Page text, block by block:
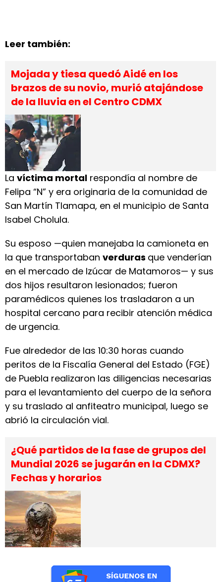
Leer también:
Mojada y tiesa quedó Aidé en los
brazos de su novio, murió atajándose
de la lluvia en el Centro CDMX
La víctima mortal respondía al nombre de
Felipa “N” y era originaria de la comunidad de
San Martín Tlamapa, en el municipio de Santa
Isabel Cholula.
Su esposo —quien manejaba la camioneta en
la que transportaban verduras que venderían
en el mercado de Izúcar de Matamoros— y sus
dos hijos resultaron lesionados; fueron
paramédicos quienes los trasladaron a un
hospital cercano para recibir atención médica
de urgencia.
Fue alrededor de las 10:30 horas cuando
peritos de la Fiscalía General del Estado (FGE)
de Puebla realizaron las diligencias necesarias
para el levantamiento del cuerpo de la señora
y su traslado al anfiteatro municipal, luego se
abrió la circulación vial.
¿Qué partidos de la fase de grupos del
Mundial 2026 se jugarán en la CDMX?
Fechas y horarios